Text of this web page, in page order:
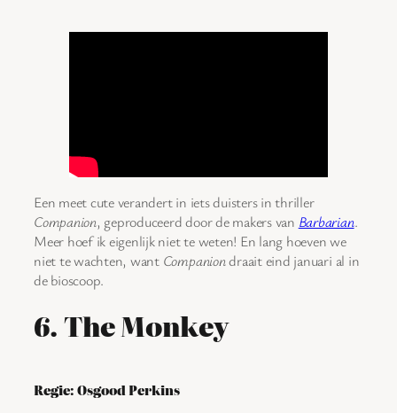
Een meet cute verandert in iets duisters in thriller
Companion, geproduceerd door de makers van Barbarian.
Meer hoef ik eigenlijk niet te weten! En lang hoeven we
niet te wachten, want Companiondraait eind januari al in
de bioscoop.
6. The Monkey
Regie: Osgood Perkins